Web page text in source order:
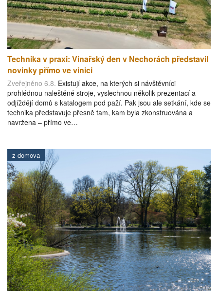
Technika v praxi: Vinařský den v Nechorách představil
novinky přímo ve vinici
Zveřejněno 6.8. Existují akce, na kterých si návštěvníci
prohlédnou naleštěné stroje, vyslechnou několik prezentací a
odjíždějí domů s katalogem pod paží. Pak jsou ale setkání, kde se
technika představuje přesně tam, kam byla zkonstruována a
navržena – přímo ve…
z domova